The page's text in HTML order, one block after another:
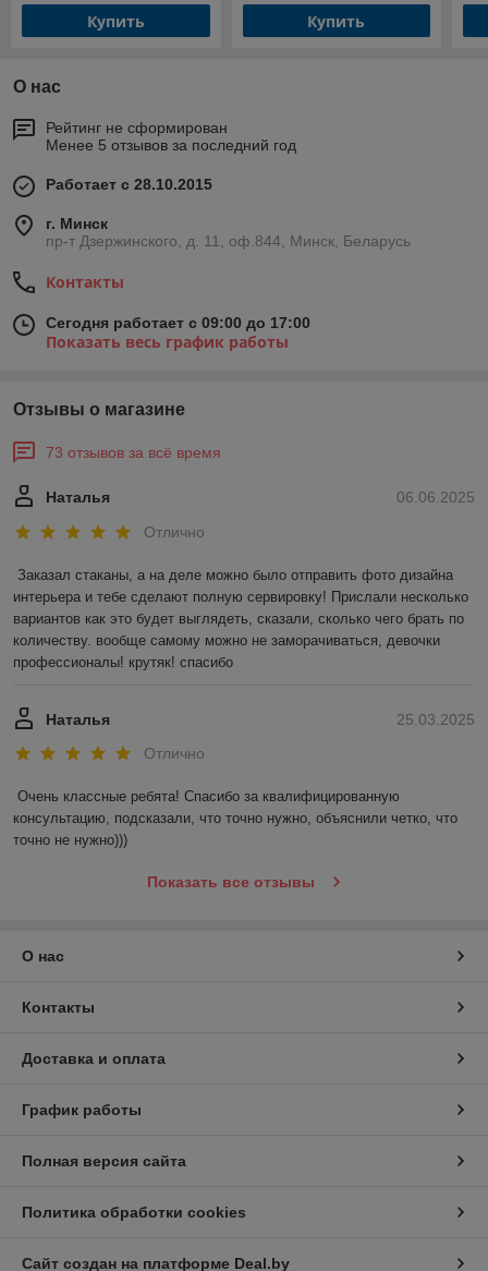
Купить Купить
О нас
Рейтинг не сформирован
Менее 5 отзывов за последний год
Работает с 28.10.2015
г. Минск
пр-т Дзержинского, д. 11, оф.844, Минск, Беларусь
Контакты
Сегодня работает с 09:00 до 17:00
Показать весь график работы
Отзывы о магазине
73 отзывов за всё время
06.06.2025
Наталья
Отлично
Заказал стаканы, а на деле можно было отправить фото дизайна
интерьера и тебе сделают полную сервировку! Прислали несколько
вариантов как это будет выглядеть, сказали, сколько чего брать по
количеству. вообще самому можно не заморачиваться, девочки
профессионалы! крутяк! спасибо
25.03.2025
Наталья
Отлично
Очень классные ребята! Спасибо за квалифицированную
консультацию, подсказали, что точно нужно, объяснили четко, что
точно не нужно)))
Показать все отзывы
О нас
Контакты
Доставка и оплата
График работы
Полная версия сайта
Политика обработки cookies
Сайт создан на платформе Deal.by